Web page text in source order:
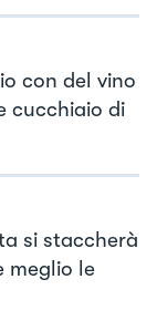
con del vino
cucchiaio di
si staccherà
meglio le